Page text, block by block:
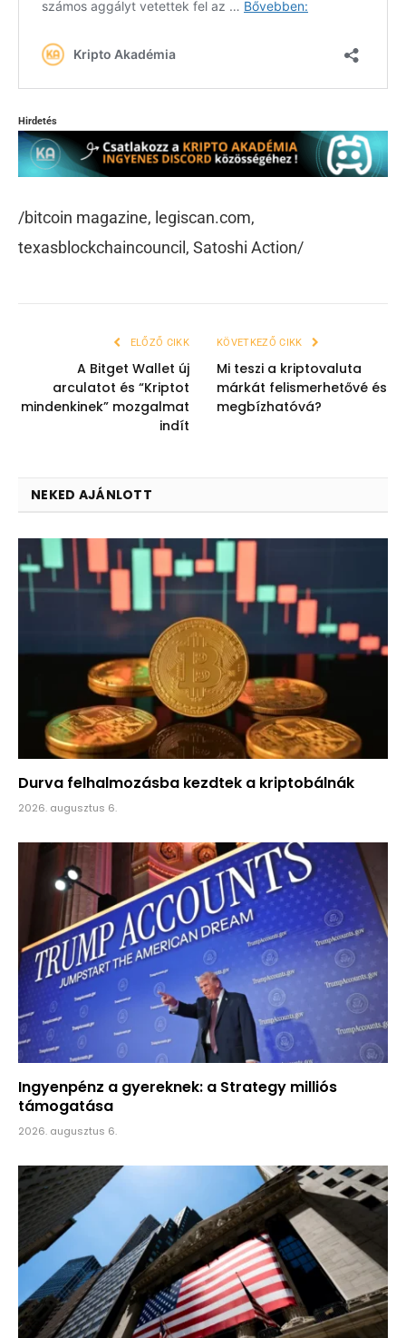
Hirdetés
/bitcoin magazine, legiscan.com,
texasblockchaincouncil, Satoshi Action/
ELŐZŐ CIKK
A Bitget Wallet új
arculatot és “Kriptot
mindenkinek” mozgalmat
indít
KÖVETKEZŐ CIKK
Mi teszi a kriptovaluta
márkát felismerhetővé és
megbízhatóvá?
NEKED AJÁNLOTT
Durva felhalmozásba kezdtek a kriptobálnák
2026. augusztus 6.
Ingyenpénz a gyereknek: a Strategy milliós
támogatása
2026. augusztus 6.